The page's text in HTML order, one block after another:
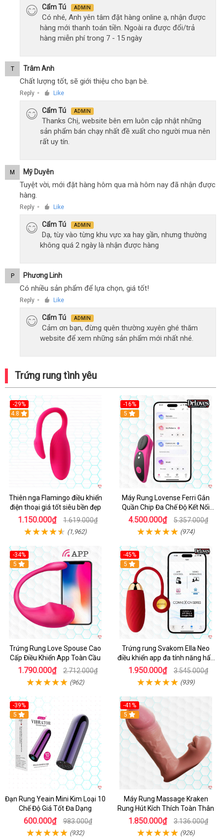
Cẩm Tú ADMIN
Có nhé, Anh yên tâm đặt hàng online ạ, nhận được
hàng mới thanh toán tiền. Ngoài ra được đổi/trả
hàng miễn phí trong 7 - 15 ngày
T Trâm Anh
Chất lượng tốt, sẽ giới thiệu cho bạn bè.
Reply ● Like
Cẩm Tú ADMIN
Thanks Chị, website bên em luôn cập nhật những
sản phẩm bán chạy nhất đề xuất cho người mua nên
rất uy tín.
M Mỹ Duyên
Tuyệt vời, mới đặt hàng hôm qua mà hôm nay đã nhận được
hàng.
Reply ● Like
Cẩm Tú ADMIN
Dạ, tùy vào từng khu vực xa hay gần, nhưng thường
không quá 2 ngày là nhận được hàng
P Phương Linh
Có nhiều sản phẩm để lựa chọn, giá tốt!
Reply ● Like
Cẩm Tú ADMIN
Cảm ơn bạn, đừng quên thường xuyên ghé thăm
website để xem những sản phẩm mới nhất nhé.
Trứng rung tình yêu
-29%
Hot
4.8
Thiên nga Flamingo điều khiển
điện thoại giá tốt siêu bền đẹp
1.150.000₫ 1.619.000₫
(1,962)
-16%
Hot
5
Máy Rung Lovense Ferri Gắn
Quần Chip Đa Chế Độ Kết Nối
App
4.500.000₫ 5.357.000₫
(974)
-34%
5
Trứng Rung Love Spouse Cao
Cấp Điều Khiển App Toàn Cầu
1.790.000₫ 2.712.000₫
(962)
-45%
Hot
5
Trứng rung Svakom Ella Neo
điều khiển app đa tính năng hấp
dẫn
1.950.000₫ 3.545.000₫
(939)
-39%
Hot
5
Đạn Rung Yeain Mini Kim Loại 10
Chế Độ Giá Tốt Đa Dạng
600.000₫ 983.000₫
(932)
-41%
Hot
5
Máy Rung Massage Kraken
Rung Hút Kích Thích Toàn Thân
1.850.000₫ 3.136.000₫
(926)